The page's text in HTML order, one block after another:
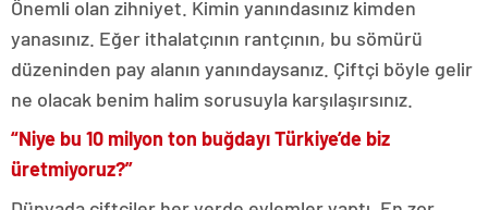
Önemli olan zihniyet. Kimin yanındasınız kimden
yanasınız. Eğer ithalatçının rantçının, bu sömürü
düzeninden pay alanın yanındaysanız. Çiftçi böyle gelir
ne olacak benim halim sorusuyla karşılaşırsınız.
“Niye bu 10 milyon ton buğdayı Türkiye’de biz
üretmiyoruz?”